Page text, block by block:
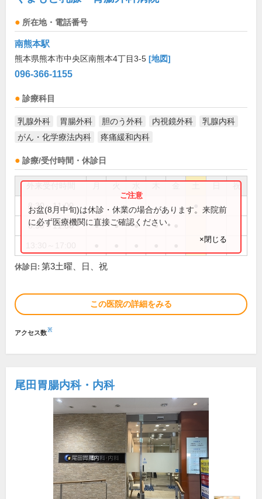
所在地・電話番号
南熊本駅
熊本県熊本市中央区南熊本4丁目3-5 [地図]
096-366-1155
診療科目
乳腺外科 胃腸外科 胆のう外科 内視鏡外科
乳腺内科
がん・化学療法内科
疼痛緩和内科
診療/受付時間・休診日
祝
8:30～11:00
8:30～11:30 ● ● ● ●
お盆(8月中旬)は休診・休業の場合があります。来院前
に必ず医療機関に直接ご確認ください。
×閉じる
休診日: 第3土曜、日、祝
この医院の詳細をみる
アクセス数※
尾田胃腸内科・内科